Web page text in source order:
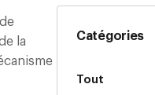
la
Catégories
Tout